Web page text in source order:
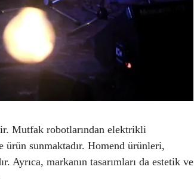
Mutfak robotlarından elektrikli
ürün sunmaktadır. Homend ürünleri,
Ayrıca, markanın tasarımları da estetik ve